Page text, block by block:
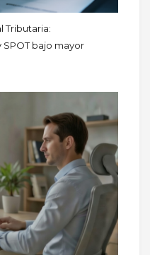
Tributaria:
bajo mayor